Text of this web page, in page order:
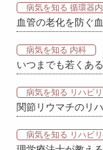
病気を知る 循環器
血管の老化を防ぐ
病気を知る 内科
いつまでも若くあ
病気を知る リハビ
関節リウマチのリ
病気を知る リハビ